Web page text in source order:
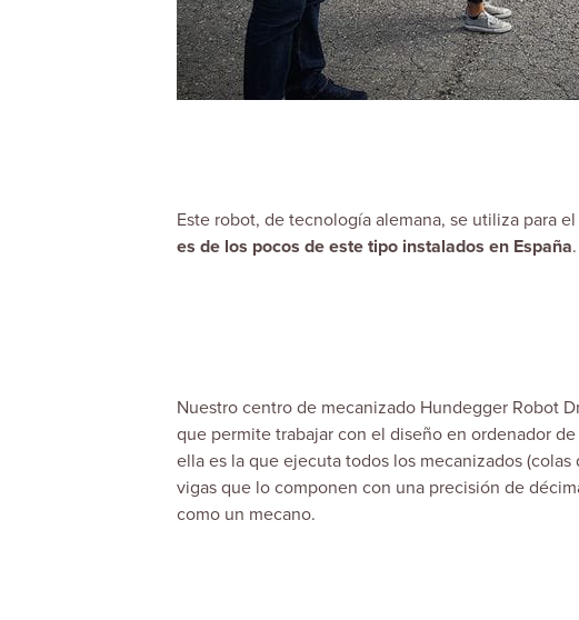
Este robot, de tecnología alemana, se utiliza para
es de los pocos de este tipo instalados en España.
Nuestro centro de mecanizado Hundegger Robot
que permite trabajar con el diseño en ordenador
ella es la que ejecuta todos los mecanizados
vigas que lo componen con una precisión de
como un mecano.